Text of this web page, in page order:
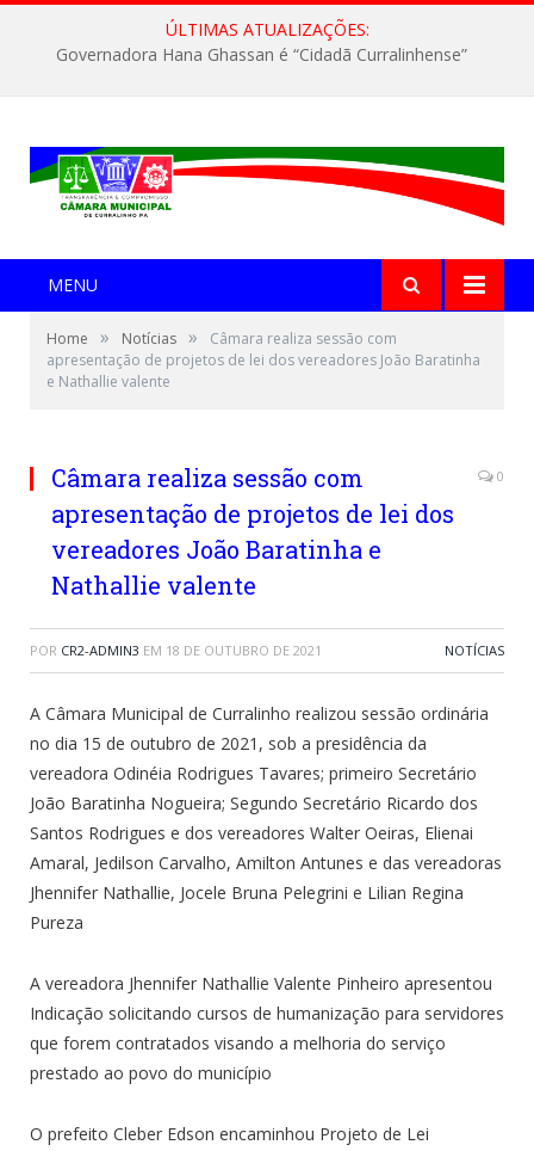
ÚLTIMAS ATUALIZAÇÕES:
Governadora Hana Ghassan é “Cidadã Curralinhense”
MENU
Home » Notícias »
Câmara realiza sessão com
apresentação de projetos de lei dos vereadores João Baratinha
e Nathallie valente
Câmara realiza sessão com
apresentação de projetos de lei dos
vereadores João Baratinha e
Nathallie valente
0
POR CR2-ADMIN3 EM 18 DE OUTUBRO DE 2021 NOTÍCIAS
A Câmara Municipal de Curralinho realizou sessão ordinária
no dia 15 de outubro de 2021, sob a presidência da
vereadora Odinéia Rodrigues Tavares; primeiro Secretário
João Baratinha Nogueira; Segundo Secretário Ricardo dos
Santos Rodrigues e dos vereadores Walter Oeiras, Elienai
Amaral, Jedilson Carvalho, Amilton Antunes e das vereadoras
Jhennifer Nathallie, Jocele Bruna Pelegrini e Lilian Regina
Pureza
A vereadora Jhennifer Nathallie Valente Pinheiro apresentou
Indicação solicitando cursos de humanização para servidores
que forem contratados visando a melhoria do serviço
prestado ao povo do município
O prefeito Cleber Edson encaminhou Projeto de Lei